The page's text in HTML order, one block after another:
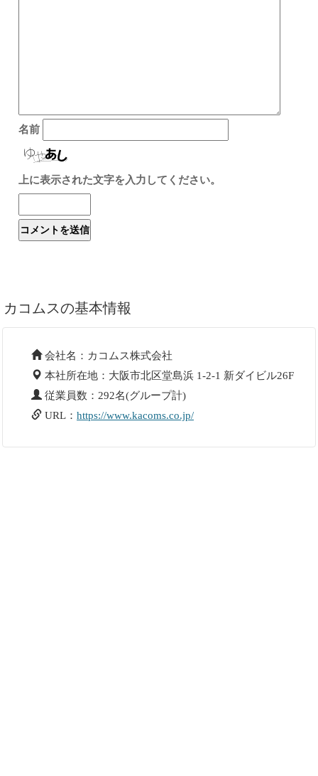
名前
上に表示された文字を入力してください。
カコムスの基本情報
会社名：カコムス株式会社
本社所在地：大阪市北区堂島浜 1-2-1 新ダイビル26F
従業員数：292名(グループ計)
URL： https://www.kacoms.co.jp/